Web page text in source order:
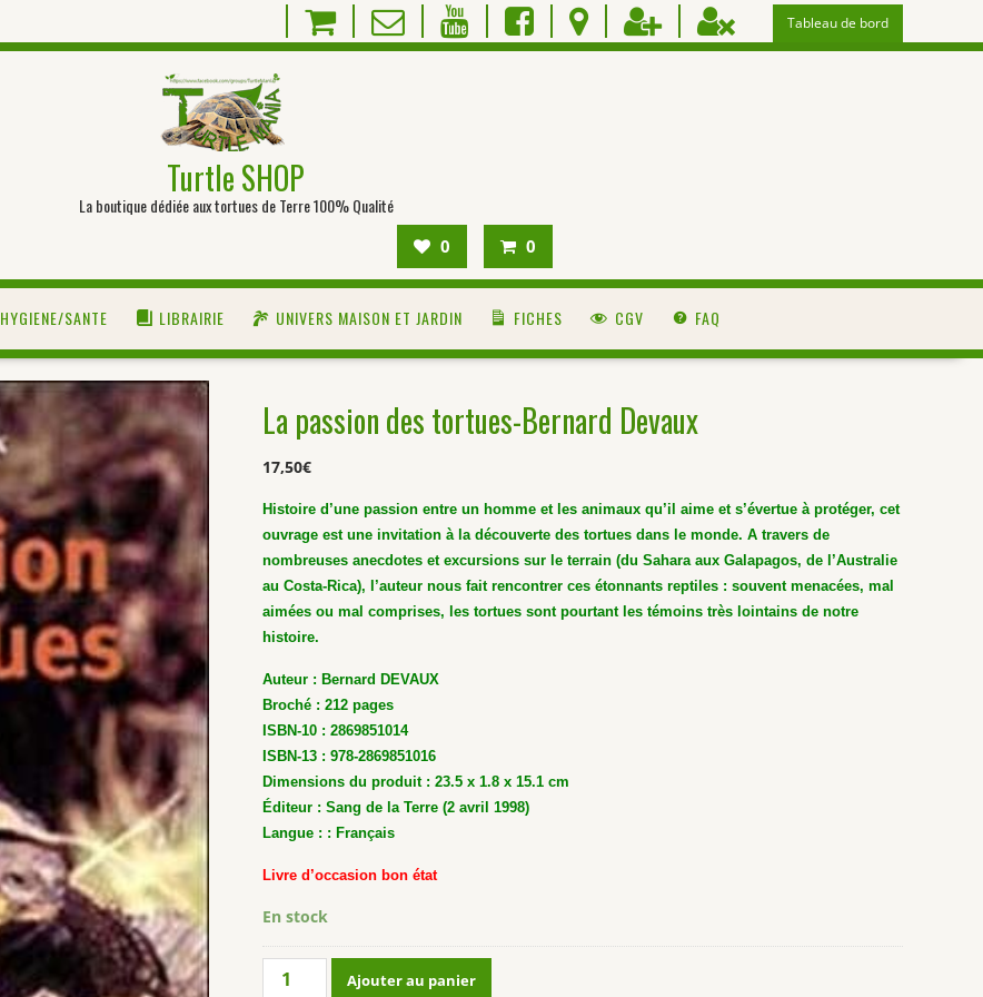
Tableau de bord
Turtle SHOP
La boutique dédiée aux tortues de Terre 100% Qualité
0 0
HYGIENE/SANTE LIBRAIRIE UNIVERS MAISON ET JARDIN FICHES CGV FAQ
La passion des tortues-Bernard Devaux
17,50€
Histoire d’une passion entre un homme et les animaux qu’il aime et s’évertue à protéger, cet
ouvrage est une invitation à la découverte des tortues dans le monde. A travers de
nombreuses anecdotes et excursions sur le terrain (du Sahara aux Galapagos, de l’Australie
au Costa-Rica), l’auteur nous fait rencontrer ces étonnants reptiles : souvent menacées, mal
aimées ou mal comprises, les tortues sont pourtant les témoins très lointains de notre
histoire.
Auteur : Bernard DEVAUX
Broché : 212 pages
ISBN-10 : 2869851014
ISBN-13 : 978-2869851016
Dimensions du produit : 23.5 x 1.8 x 15.1 cm
Éditeur : Sang de la Terre (2 avril 1998)
Langue : : Français
Livre d’occasion bon état
En stock
quantité
Ajouter au panier